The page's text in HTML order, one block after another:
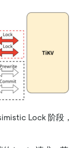
Lock 阶段，